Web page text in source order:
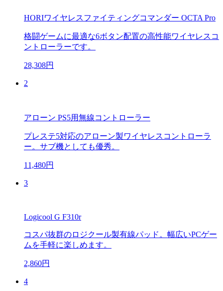
HORIワイヤレスファイティングコマンダー OCTA Pro
格闘ゲームに最適な6ボタン配置の高性能ワイヤレスコ
ントローラーです。
28,308円
2
アローン PS5用無線コントローラー
プレステ5対応のアローン製ワイヤレスコントローラ
ー。サブ機としても優秀。
11,480円
3
Logicool G F310r
コスパ抜群のロジクール製有線パッド。幅広いPCゲー
ムを手軽に楽しめます。
2,860円
4